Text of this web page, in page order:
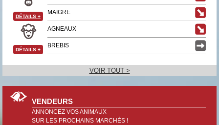
MAIGRE
DÉTAILS +
AGNEAUX
BREBIS
DÉTAILS +
VOIR TOUT >
VENDEURS
ANNONCEZ VOS ANIMAUX
SUR LES PROCHAINS MARCHÉS !